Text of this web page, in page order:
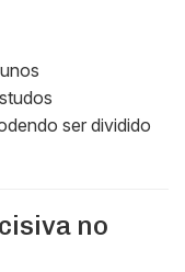
ser dividido
no